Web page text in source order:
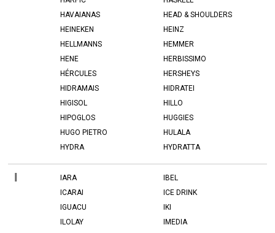
HAVAIANAS
HEAD & SHOULDERS
HEINEKEN
HEINZ
HELLMANNS
HEMMER
HENE
HERBISSIMO
HÉRCULES
HERSHEYS
HIDRAMAIS
HIDRATEI
HIGISOL
HILLO
HIPOGLOS
HUGGIES
HUGO PIETRO
HULALA
HYDRA
HYDRATTA
I IARA
IBEL
ICARAI
ICE DRINK
IGUACU
IKI
ILOLAY
IMEDIA